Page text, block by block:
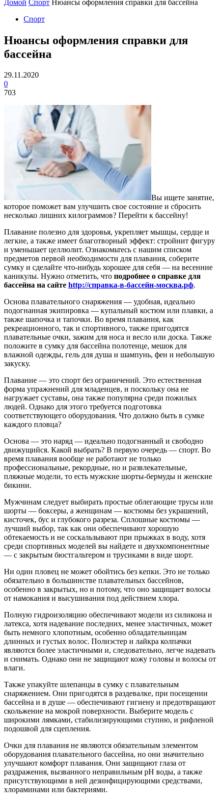
Домой Спорт Нюансы оформления справки для бассейна
Спорт
Нюансы оформления справки для
бассейна
29.11.2020
0
703
Вы ищете занятие,
которое поможет вам улучшить свое состояние и сбросить
несколько лишних килограммов? Перейти к бассейну!
Плавание полезно для здоровья, укрепляет мышцы, сердце и
легкие, а также имеет благотворный эффект: стройнит фигуру
и уменьшает целлюлит. Ознакомьтесь с нашим списком
предметов первой необходимости для плавания, соберите
сумку и сделайте что-нибудь хорошее для себя — на весенние
каникулы. Нужно отметить, что подробнее о справке для
бассейна на сайте http://справка-в-бассейн-москва.рф.
Основа плавательного снаряжения — удобная, идеально
подогнанная экипировка — купальный костюм или плавки, а
также шапочка и тапочки. Во время плавания, как
рекреационного, так и спортивного, также пригодятся
плавательные очки, зажим для носа и весло или доска. Также
положите в сумку для бассейна полотенце, мешок для
влажной одежды, гель для душа и шампунь, фен и небольшую
закуску.
Плавание — это спорт без ограничений. Это естественная
форма упражнений для младенцев, и поскольку она не
нагружает суставы, она также популярна среди пожилых
людей. Однако для этого требуется подготовка
соответствующего оборудования. Что должно быть в сумке
каждого пловца?
Основа — это наряд — идеально подогнанный и свободно
движущийся. Какой выбрать? В первую очередь — спорт. Во
время плавания вообще не работают не только
профессиональные, рекордные, но и развлекательные,
пляжные модели, то есть мужские шорты-бермуды и женские
бикини.
Мужчинам следует выбирать простые облегающие трусы или
шорты — боксеры, а женщинам — костюмы без украшений,
кисточек, бус и глубокого разреза. Сплошные костюмы —
лучший выбор, так как они обеспечивают хорошую
обтекаемость и не соскальзывают при прыжках в воду, хотя
среди спортивных моделей вы найдете и двухкомпонентные
— с закрытым бюстгальтером и трусиками в виде шорт.
Ни один пловец не может обойтись без кепки. Это не только
обязательно в большинстве плавательных бассейнов,
особенно в закрытых, но и потому, что оно защищает волосы
от намокания и высушивания под действием хлора.
Полную гидроизоляцию обеспечивают модели из силикона и
латекса, хотя надевание последних, менее эластичных, может
быть немного хлопотным, особенно обладательницам
длинных и густых волос. Полиэстер и лайкра колпачки
являются более эластичными и, следовательно, легче надевать
и снимать. Однако они не защищают кожу головы и волосы от
влаги.
Также упакуйте шлепанцы в сумку с плавательным
снаряжением. Они пригодятся в раздевалке, при посещении
бассейна и в душе — обеспечивают гигиену и предотвращают
скольжение на мокрой поверхности. Выберите модель с
широкими лямками, стабилизирующими ступню, и рифленой
подошвой для сцепления.
Очки для плавания не являются обязательным элементом
оборудования плавательного бассейна, но они значительно
улучшают комфорт плавания. Они защищают глаза от
раздражения, вызванного неправильным pH воды, а также
присутствующими в ней дезинфицирующими средствами,
хлораминами или бактериями.